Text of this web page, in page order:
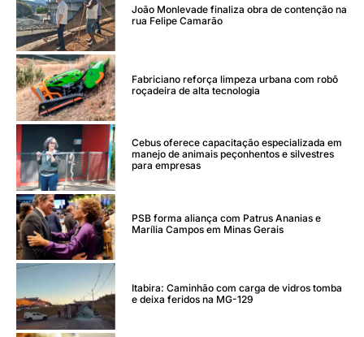
João Monlevade finaliza obra de contenção na
rua Felipe Camarão
Fabriciano reforça limpeza urbana com robô
roçadeira de alta tecnologia
Cebus oferece capacitação especializada em
manejo de animais peçonhentos e silvestres
para empresas
PSB forma aliança com Patrus Ananias e
Marília Campos em Minas Gerais
Itabira: Caminhão com carga de vidros tomba
e deixa feridos na MG-129